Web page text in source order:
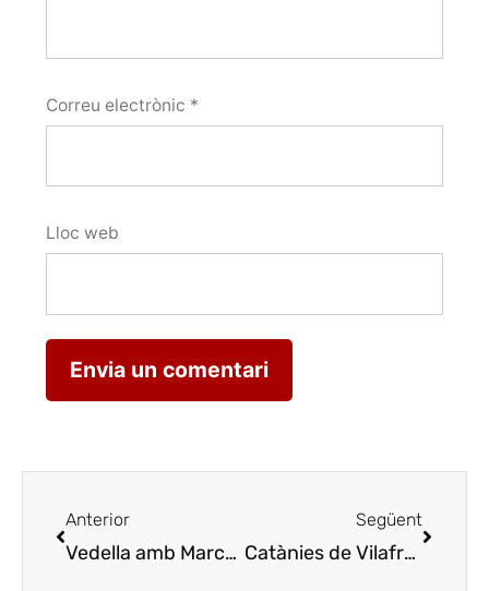
Correu electrònic *
Lloc web
Anterior
Vedella amb Marca Q Ternera con Marca Q
Següent
Catànies de Vilafranca del Penedès